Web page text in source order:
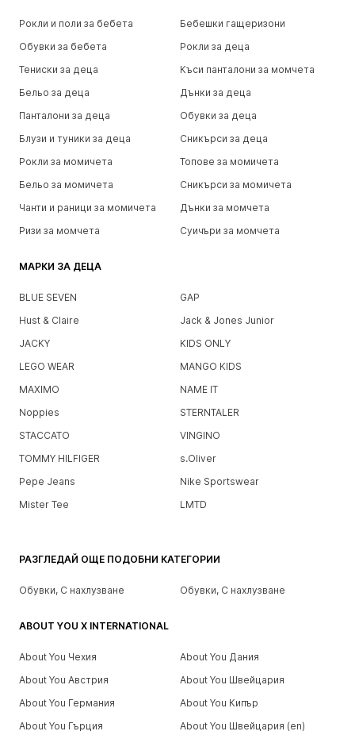
Рокли и поли за бебета
Бебешки гащеризони
Обувки за бебета
Рокли за деца
Тениски за деца
Къси панталони за момчета
Бельо за деца
Дънки за деца
Панталони за деца
Обувки за деца
Блузи и туники за деца
Сникърси за деца
Рокли за момичета
Топове за момичета
Бельо за момичета
Сникърси за момичета
Чанти и раници за момичета
Дънки за момчета
Ризи за момчета
Суичъри за момчета
МАРКИ ЗА ДЕЦА
BLUE SEVEN
GAP
Hust & Claire
Jack & Jones Junior
JACKY
KIDS ONLY
LEGO WEAR
MANGO KIDS
MAXIMO
NAME IT
Noppies
STERNTALER
STACCATO
VINGINO
TOMMY HILFIGER
s.Oliver
Pepe Jeans
Nike Sportswear
Mister Tee
LMTD
РАЗГЛЕДАЙ ОЩЕ ПОДОБНИ КАТЕГОРИИ
Обувки, С нахлузване Обувки, С нахлузване
ABOUT YOU X INTERNATIONAL
About You Чехия
About You Дания
About You Австрия
About You Швейцария
About You Германия
About You Кипър
About You Гърция
About You Швейцария (en)